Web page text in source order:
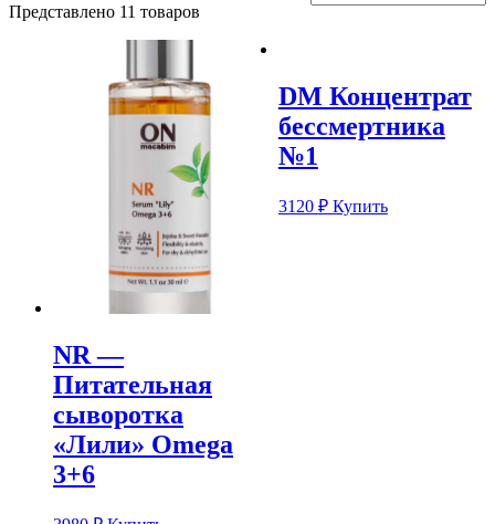
Представлено 11 товаров
NR —
Питательная
сыворотка
«Лили» Omega
3+6
DM Концентрат
бессмертника
№1
3120 ₽ Купить